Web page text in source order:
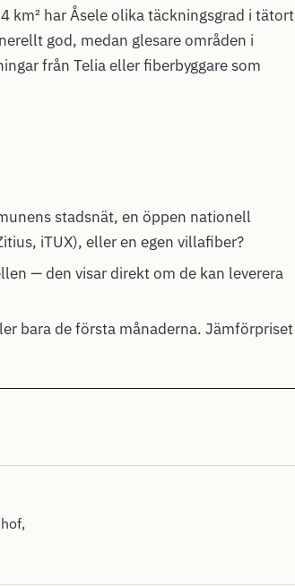
km² har Åsele olika täckningsgrad i tätort
god, medan glesare områden i
från Telia eller fiberbyggare som
stadsnät, en öppen nationell
iTUX), eller en egen villafiber?
— den visar direkt om de kan leverera
bara de första månaderna. Jämförpriset